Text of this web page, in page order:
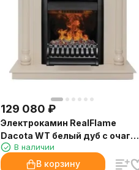
129 080 ₽
Электрокамин RealFlame
Dacota WT белый дуб с очагом
3D Oregan
В наличии
В корзину